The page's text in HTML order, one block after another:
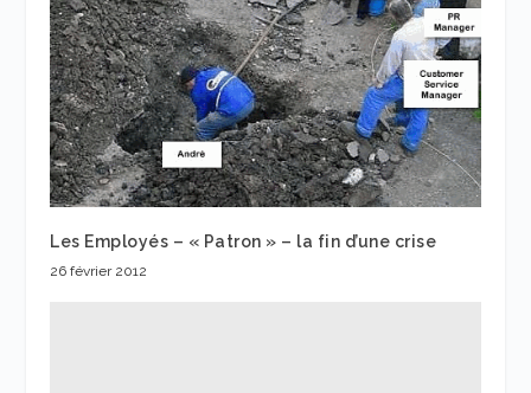
Les Employés – « Patron » – la fin d’une crise
26 février 2012